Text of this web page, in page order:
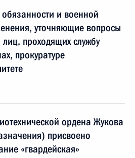
и военной
уточняющие вопросы
лиц, проходящих службу
прокуратуре
ордена Жукова
присвоено
«гвардейская»